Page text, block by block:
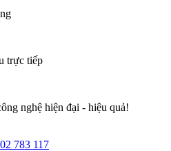
trực tiếp
nghệ hiện đại - hiệu quả!
783 117